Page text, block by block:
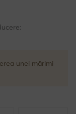
unei mărimi